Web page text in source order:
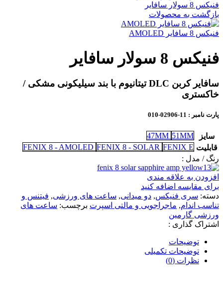
فنیکس 8 سولار سافایر
بازگشت به محصولات
فنیکس 8 سافایر AMOLED
فنیکس 8 سولار سافایر
سافایر کربن DLC تیتانیوم با بند سیلیکونی مشکی /
خاکستری
پارت نامبر : 11-02906-010
سایز 47MM 51MM
قابلیت
FENIX 8 - AMOLED FENIX 8 - SOLAR FENIX E
رنگ / مدل :
افزودن به علاقه مندی
برای مقایسه اضافه کنید
دسته: سری فنیکس, دو میدانی, ساعت های ورزشی, فیتنس و
تناسب اندام, ماجراجویی و مالتی اسپرت برچسب: ساعت های
ورزشی گارمین
اشتراک گذاری :
توضیحات
توضیحات تکمیلی
نظرات (0)